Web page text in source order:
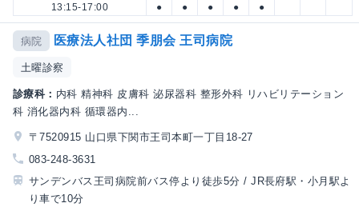
13:15-17:00
● ● ● ● ●
病院 医療法人社団 季朋会 王司病院
土曜診察
診療科： 内科 精神科 皮膚科 泌尿器科 整形外科 リハビリテーション
科 消化器内科 循環器内...
〒7520915 山口県下関市王司本町一丁目18-27
083-248-3631
サンデンバス王司病院前バス停より徒歩5分 / JR長府駅・小月駅よ
り車で10分